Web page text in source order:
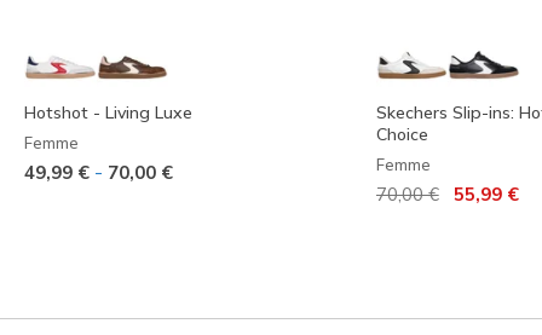
Hotshot - Living Luxe
Femme
49,99 € - 70,00 €
Skechers Slip-ins:
Choice
Femme
Prix réduit de
70,00 €à 55,99 €